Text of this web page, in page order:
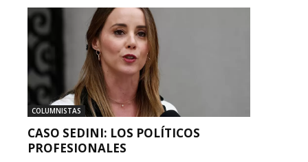
COLUMNISTAS
CASO SEDINI: LOS POLÍTICOS
PROFESIONALES